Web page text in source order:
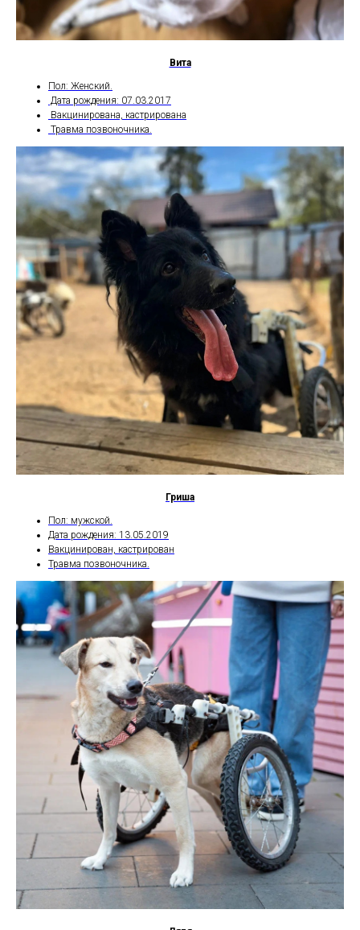
Вита
Пол: Женский.
Дата рождения: 07.03.2017
Вакцинирована, кастрирована
Травма позвоночника.
Гриша
Пол: мужской.
Дата рождения: 13.05.2019
Вакцинирован, кастрирован
Травма позвоночника.